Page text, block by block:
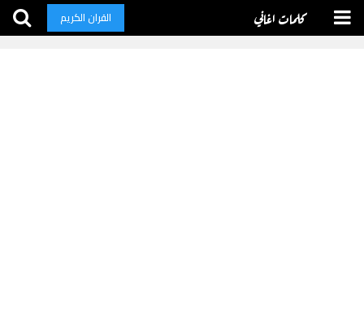
كلمات اغاني القران الكريم